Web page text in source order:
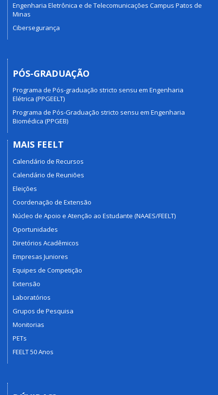
Engenharia Eletrônica e de Telecomunicações Campus Patos de
Minas
Cibersegurança
PÓS-GRADUAÇÃO
Programa de Pós-graduação stricto sensu em Engenharia
Elétrica (PPGEELT)
Programa de Pós-Graduação stricto sensu em Engenharia
Biomédica (PPGEB)
MAIS FEELT
Calendário de Recursos
Calendário de Reuniões
Eleições
Coordenação de Extensão
Núcleo de Apoio e Atenção ao Estudante (NAAES/FEELT)
Oportunidades
Diretórios Acadêmicos
Empresas Juniores
Equipes de Competição
Extensão
Laboratórios
Grupos de Pesquisa
Monitorias
PETs
FEELT 50 Anos